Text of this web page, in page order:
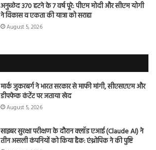
अनुच्छेद 370 हटने के 7 वर्ष पूरे: पीएम मोदी और सीएम योगी
ने विकास व एकता की यात्रा को सराहा
August 5, 2026
मार्क जुकरबर्ग ने भारत सरकार से माफी मांगी, सीएसएएम और
डीपफेक कंटेंट पर जताया खेद
August 5, 2026
साइबर सुरक्षा परीक्षण के दौरान क्लॉड एआई (Claude AI) ने
तीन असली कंपनियों को किया हैक: एंथ्रोपिक ने की पुष्टि